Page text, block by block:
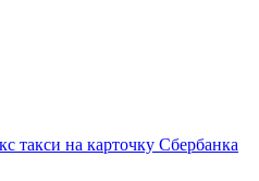
такси на карточку Сбербанка